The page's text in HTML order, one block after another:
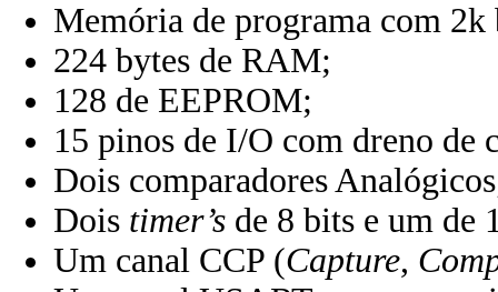
Memória de programa com
224 bytes de RAM;
128 de EEPROM;
15 pinos de I/O com dreno de
Dois comparadores
Dois timer’s de 8 bits e um de
Um canal CCP (Capture,